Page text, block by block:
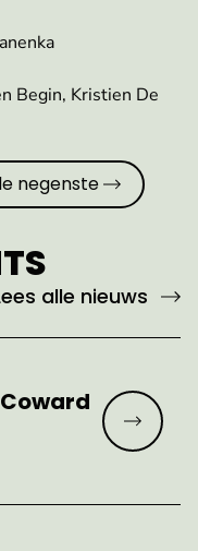
Begin, Kristien De
negenste
alle nieuws
Coward
Meer